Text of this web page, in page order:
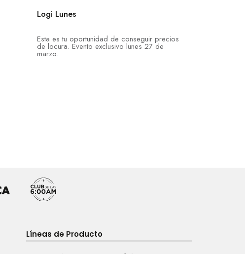
Logi Lunes
Esta es tu oportunidad de conseguir precios
de locura. Evento exclusivo lunes 27 de
marzo.
Líneas de Producto